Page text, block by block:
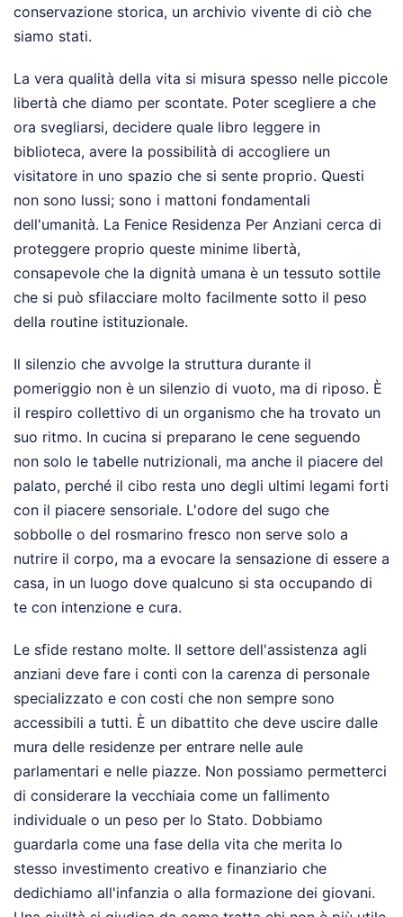
conservazione storica, un archivio vivente di ciò che
siamo stati.
La vera qualità della vita si misura spesso nelle piccole
libertà che diamo per scontate. Poter scegliere a che
ora svegliarsi, decidere quale libro leggere in
biblioteca, avere la possibilità di accogliere un
visitatore in uno spazio che si sente proprio. Questi
non sono lussi; sono i mattoni fondamentali
dell'umanità. La Fenice Residenza Per Anziani cerca di
proteggere proprio queste minime libertà,
consapevole che la dignità umana è un tessuto sottile
che si può sfilacciare molto facilmente sotto il peso
della routine istituzionale.
Il silenzio che avvolge la struttura durante il
pomeriggio non è un silenzio di vuoto, ma di riposo. È
il respiro collettivo di un organismo che ha trovato un
suo ritmo. In cucina si preparano le cene seguendo
non solo le tabelle nutrizionali, ma anche il piacere del
palato, perché il cibo resta uno degli ultimi legami forti
con il piacere sensoriale. L'odore del sugo che
sobbolle o del rosmarino fresco non serve solo a
nutrire il corpo, ma a evocare la sensazione di essere a
casa, in un luogo dove qualcuno si sta occupando di
te con intenzione e cura.
Le sfide restano molte. Il settore dell'assistenza agli
anziani deve fare i conti con la carenza di personale
specializzato e con costi che non sempre sono
accessibili a tutti. È un dibattito che deve uscire dalle
mura delle residenze per entrare nelle aule
parlamentari e nelle piazze. Non possiamo permetterci
di considerare la vecchiaia come un fallimento
individuale o un peso per lo Stato. Dobbiamo
guardarla come una fase della vita che merita lo
stesso investimento creativo e finanziario che
dedichiamo all'infanzia o alla formazione dei giovani.